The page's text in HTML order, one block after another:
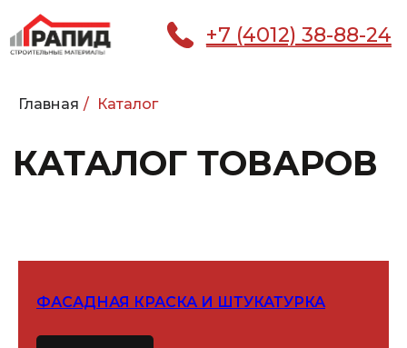
+7 (4012) 38-88-24
Главная / Каталог
КАТАЛОГ ТОВАРОВ
ФАСАДНАЯ КРАСКА И ШТУКАТУРКА